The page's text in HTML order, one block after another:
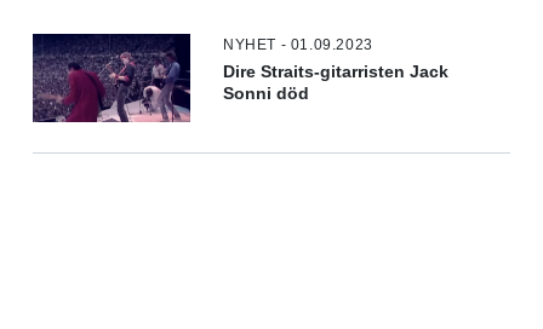
NYHET - 01.09.2023
Dire Straits-gitarristen Jack
Sonni död